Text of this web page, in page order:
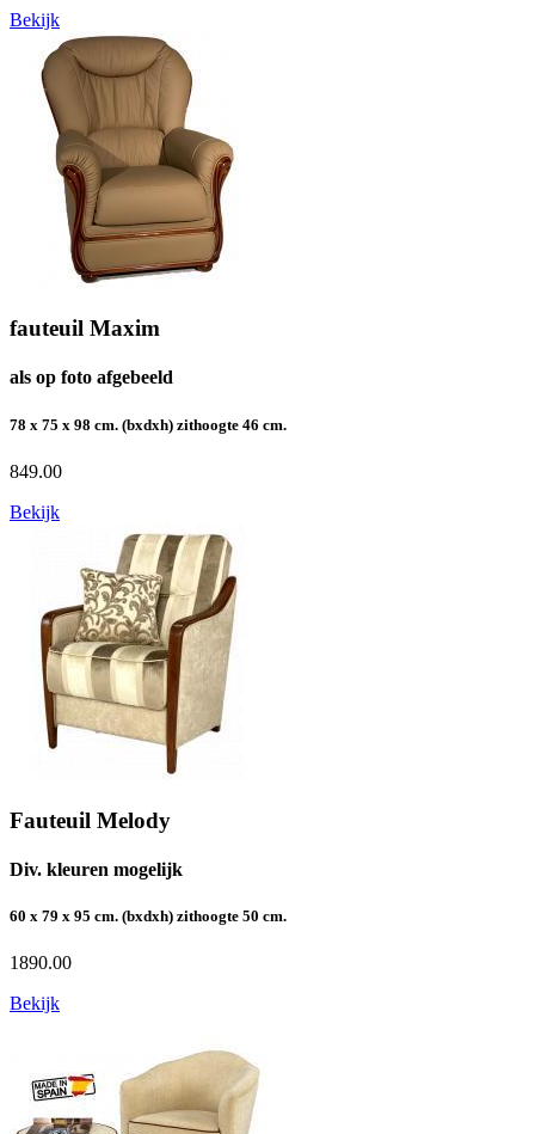
Bekijk
fauteuil Maxim
als op foto afgebeeld
78 x 75 x 98 cm. (bxdxh) zithoogte 46 cm.
849.00
Bekijk
Fauteuil Melody
Div. kleuren mogelijk
60 x 79 x 95 cm. (bxdxh) zithoogte 50 cm.
1890.00
Bekijk